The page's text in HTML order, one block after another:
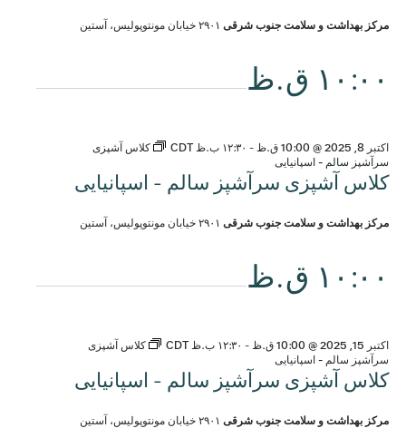
مرکز بهداشت و سلامت جنوب شرقی ۲۹۰۱ خیابان مونتوپولیس، آستین
۱۰:۰۰ ق.ظ
کلاس آشپزی سرآشپز سالم - اسپانیایی
اکتبر 8, 2025 @ 10:00 ق.ظ - ۱۲:۳۰ ب.ظ CDT
کلاس آشپزی
سرآشپز سالم - اسپانیایی
مرکز بهداشت و سلامت جنوب شرقی ۲۹۰۱ خیابان مونتوپولیس، آستین
۱۰:۰۰ ق.ظ
کلاس آشپزی سرآشپز سالم - اسپانیایی
اکتبر 15, 2025 @ 10:00 ق.ظ - ۱۲:۳۰ ب.ظ CDT
کلاس آشپزی
سرآشپز سالم - اسپانیایی
مرکز بهداشت و سلامت جنوب شرقی ۲۹۰۱ خیابان مونتوپولیس، آستین